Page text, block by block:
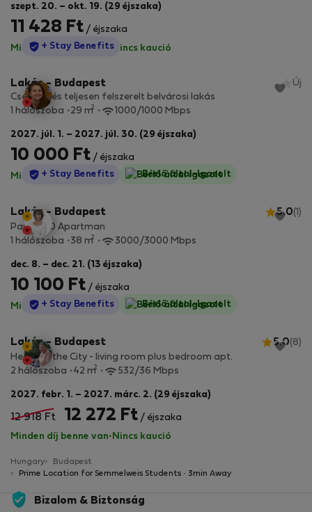
szept. 20. – okt. 19. (29 éjszaka)
11 428 Ft / éjszaka
Minden díj benne van·Nincs kaució
StayProtection
+ Stay Benefits
Lakás - Budapest
Új
Csendes és teljesen felszerelt belvárosi lakás
1 hálószoba
29 m2 1000/1000 Mbps
2027. júl. 1. – 2027. júl. 30. (29 éjszaka)
10 000 Ft / éjszaka
Minden díj benne van·Nincs kaució
StayProtection
+ Stay Benefits Bérlő által-Igazolt
Lakás - Budapest 5.0(1)
Paulay 20 Apartman
1 hálószoba
38 m2 3000/3000 Mbps
dec. 8. – dec. 21. (13 éjszaka)
10 100 Ft / éjszaka
Minden díj benne van·Nincs kaució
StayProtection
+ Stay Benefits Bérlő által-Igazolt
Lakás - Budapest 5.0(8)
Heart of the City - living room plus bedroom apt.
2 hálószoba
42 m2 532/36 Mbps
2027. febr. 1. – 2027. márc. 2. (29 éjszaka)
12 918 Ft 12 272 Ft / éjszaka
Minden díj benne van· Nincs kaució
Hungary
Budapest
Prime Location for Semmelweis Students · 3min Away
Bizalom & Biztonság